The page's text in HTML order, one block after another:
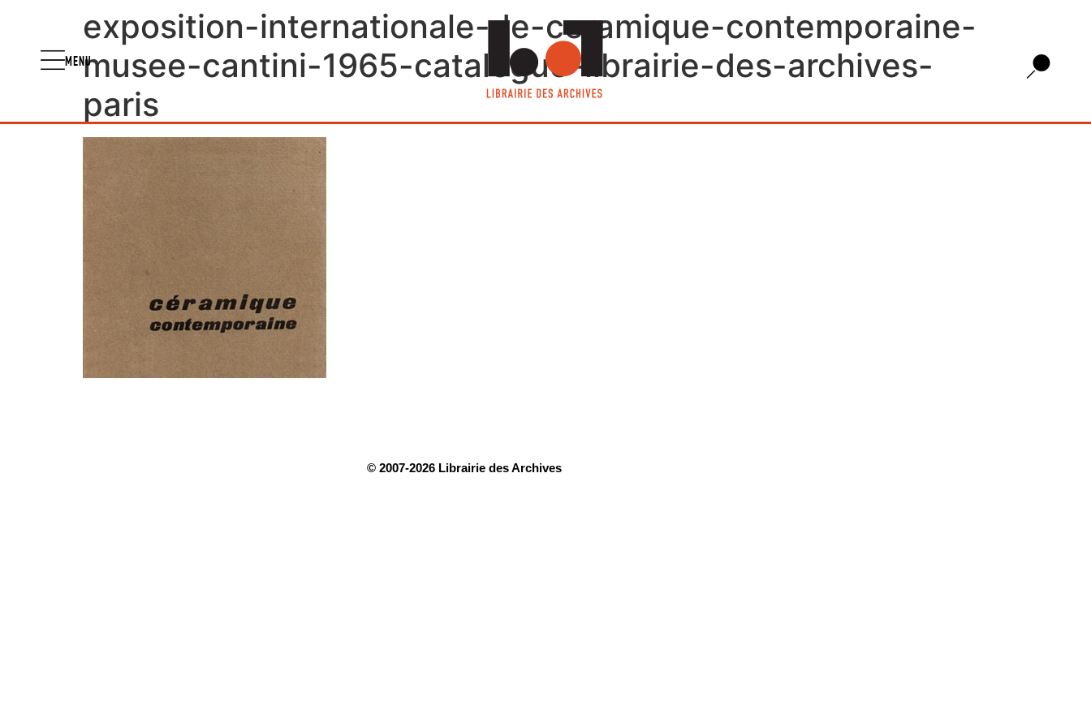
MENU
exposition-internationale-de-ceramique-contemporaine-
musee-cantini-1965-catalogue-librairie-des-archives-
paris
© 2007-2026 Librairie des Archives